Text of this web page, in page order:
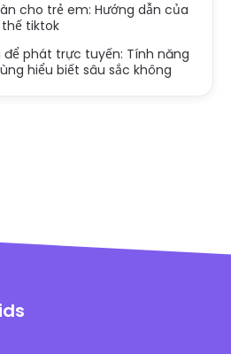
cho trẻ em: Hướng dẫn của
tiktok
phát trực tuyến: Tính năng
hiểu biết sâu sắc không